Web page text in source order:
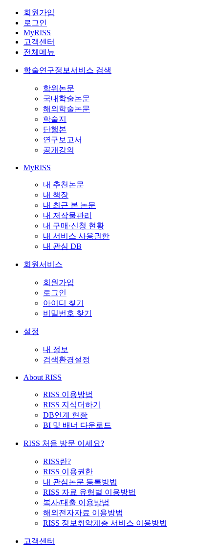
회원가입
로그인
MyRISS
고객센터
전체메뉴
학술연구정보서비스 검색
학위논문
국내학술논문
해외학술논문
학술지
단행본
연구보고서
공개강의
MyRISS
내 추천논문
내 책장
내 최근 본 논문
내 저작물관리
내 구매·신청 현황
내 서비스 사용권한
내 관심 DB
회원서비스
회원가입
로그인
아이디 찾기
비밀번호 찾기
설정
내 정보
검색환경설정
About RISS
RISS 이용방법
RISS 지식더하기
DB연계 현황
BI 및 배너 다운로드
RISS 처음 방문 이세요?
RISS란?
RISS 이용권한
내 관심논문 등록방법
RISS 자료 유형별 이용방법
복사/대출 이용방법
해외전자자료 이용방법
RISS 정보취약계층 서비스 이용방법
고객센터